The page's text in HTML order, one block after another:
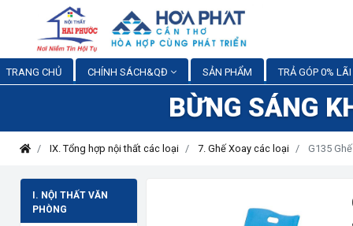
TRANG CHỦ CHÍNH SÁCH&QĐ SẢN PHẨM TRẢ GÓP 0% LÃI
BỪNG SÁNG
IX. Tổng hợp nội thất các loại 7. Ghế Xoay các loại G135
I. NỘI THẤT VĂN
PHÒNG